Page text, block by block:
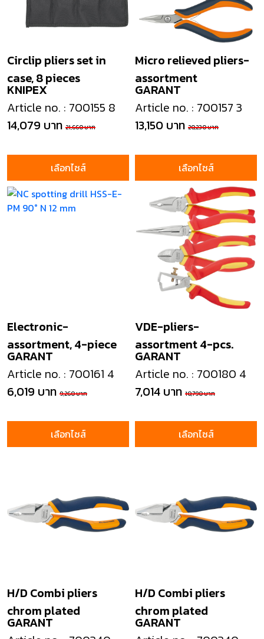
KNIPEX
Circlip pliers set in
case, 8 pieces
Article no. : 700155 8
14,079 บาท 21,660 บาท
เลือกไซส์
GARANT
Micro relieved pliers-
assortment
Article no. : 700157 3
13,150 บาท 20,230 บาท
เลือกไซส์
GARANT
Electronic-
assortment, 4-piece
Article no. : 700161 4
6,019 บาท 9,260 บาท
เลือกไซส์
GARANT
VDE-pliers-
assortment 4-pcs.
Article no. : 700180 4
7,014 บาท 10,790 บาท
เลือกไซส์
GARANT
H/D Combi pliers
chrom plated
GARANT
H/D Combi pliers
chrom plated